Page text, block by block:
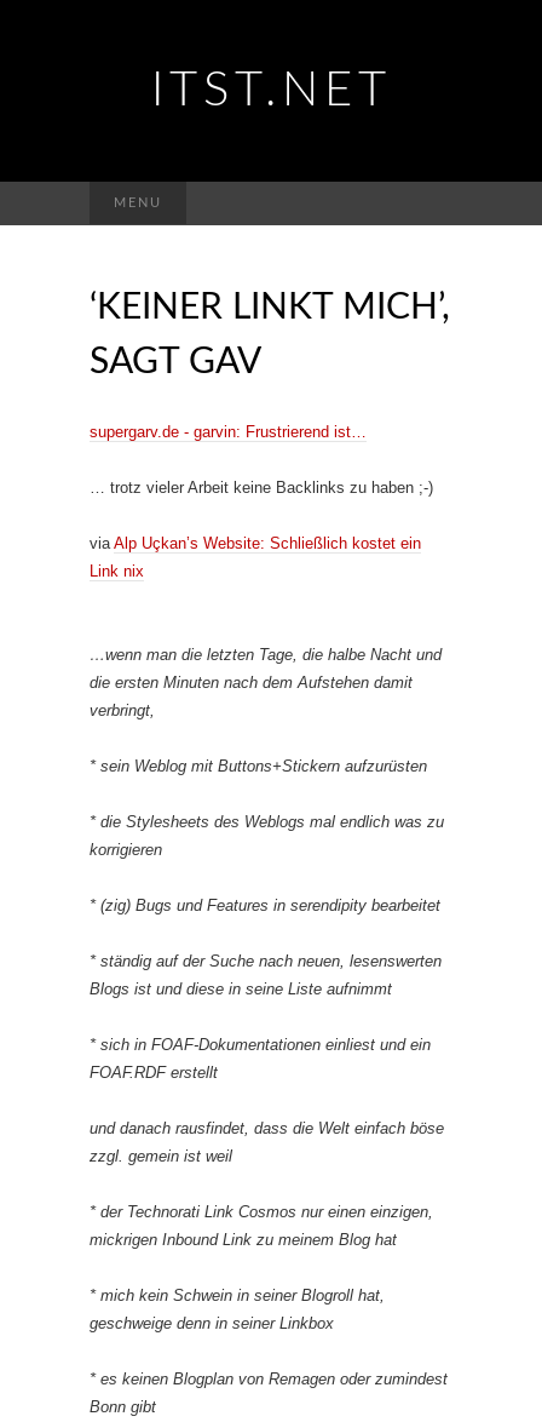
ITST.NET
MENU
nach:
‘KEINER LINKT MICH’,
SAGT GAV
supergarv.de - garvin: Frustrierend ist…
… trotz vieler Arbeit keine Backlinks zu haben ;-)
viaAlp Uçkan’s Website: Schließlich kostet ein
Link nix
…wenn man die letzten Tage, die halbe Nacht und
die ersten Minuten nach dem Aufstehen damit
verbringt,
* sein Weblog mit Buttons+Stickern aufzurüsten
* die Stylesheets des Weblogs mal endlich was zu
korrigieren
* (zig) Bugs und Features in serendipity bearbeitet
* ständig auf der Suche nach neuen, lesenswerten
Blogs ist und diese in seine Liste aufnimmt
* sich in FOAF-Dokumentationen einliest und ein
FOAF.RDF erstellt
und danach rausfindet, dass die Welt einfach böse
zzgl. gemein ist weil
* der Technorati Link Cosmos nur einen einzigen,
mickrigen Inbound Link zu meinem Blog hat
* mich kein Schwein in seiner Blogroll hat,
geschweige denn in seiner Linkbox
* es keinen Blogplan von Remagen oder zumindest
Bonn gibt